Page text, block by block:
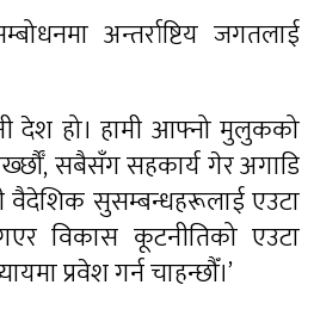
अन्तर्राष्टिय जगतलाई
देश हो। हामी आफ्नो मुलुकको
सबैसँग सहकार्य गेर अगाडि
वैदेशिक सुसम्बन्धहरूलाई एउटा
विकास कूटनीतिको एउटा
प्रवेश गर्न चाहन्छौँ।’